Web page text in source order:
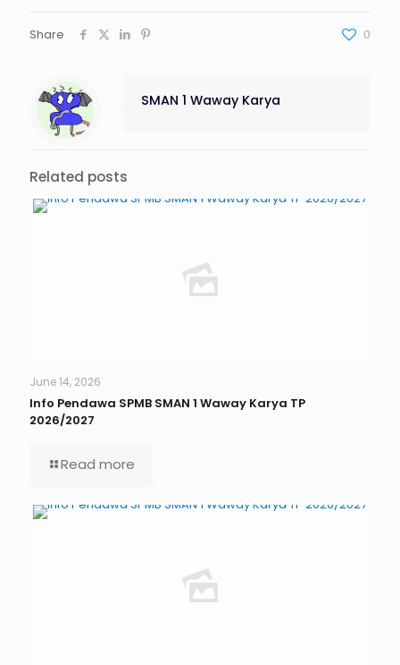
Share 0
SMAN 1 Waway Karya
Related posts
June 14, 2026
Info Pendawa SPMB SMAN 1 Waway Karya TP
2026/2027
Read more